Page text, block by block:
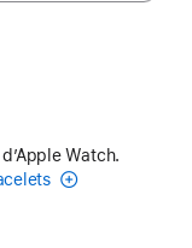
Watch.